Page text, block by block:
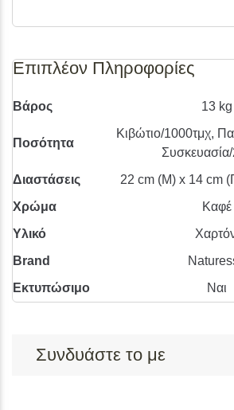
Επιπλέον Πληροφορίες
Βάρος 13 kg
Ποσότητα
Κιβώτιο/1000τμχ,
Διαστάσεις
22 cm (Μ) x 14 cm
Χρώμα
Καφέ
Υλικό
Brand
Εκτυπώσιμο
Ναι
Συνδυάστε το με